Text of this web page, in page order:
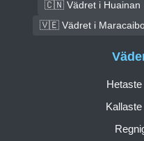
🇨🇳 Vädret i Huainan
🇻🇪 Vädret i